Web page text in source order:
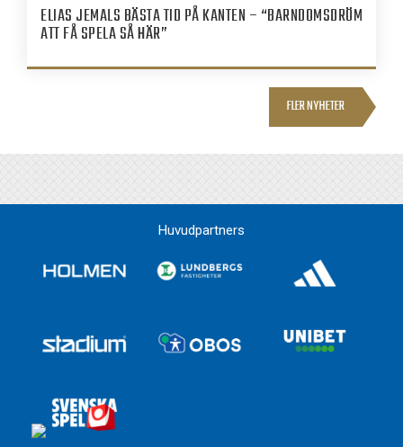
ELIAS JEMALS BÄSTA TID PÅ KANTEN – “BARNDOMSDRÖM
ATT FÅ SPELA SÅ HÄR”
FLER NYHETER
Huvudpartners